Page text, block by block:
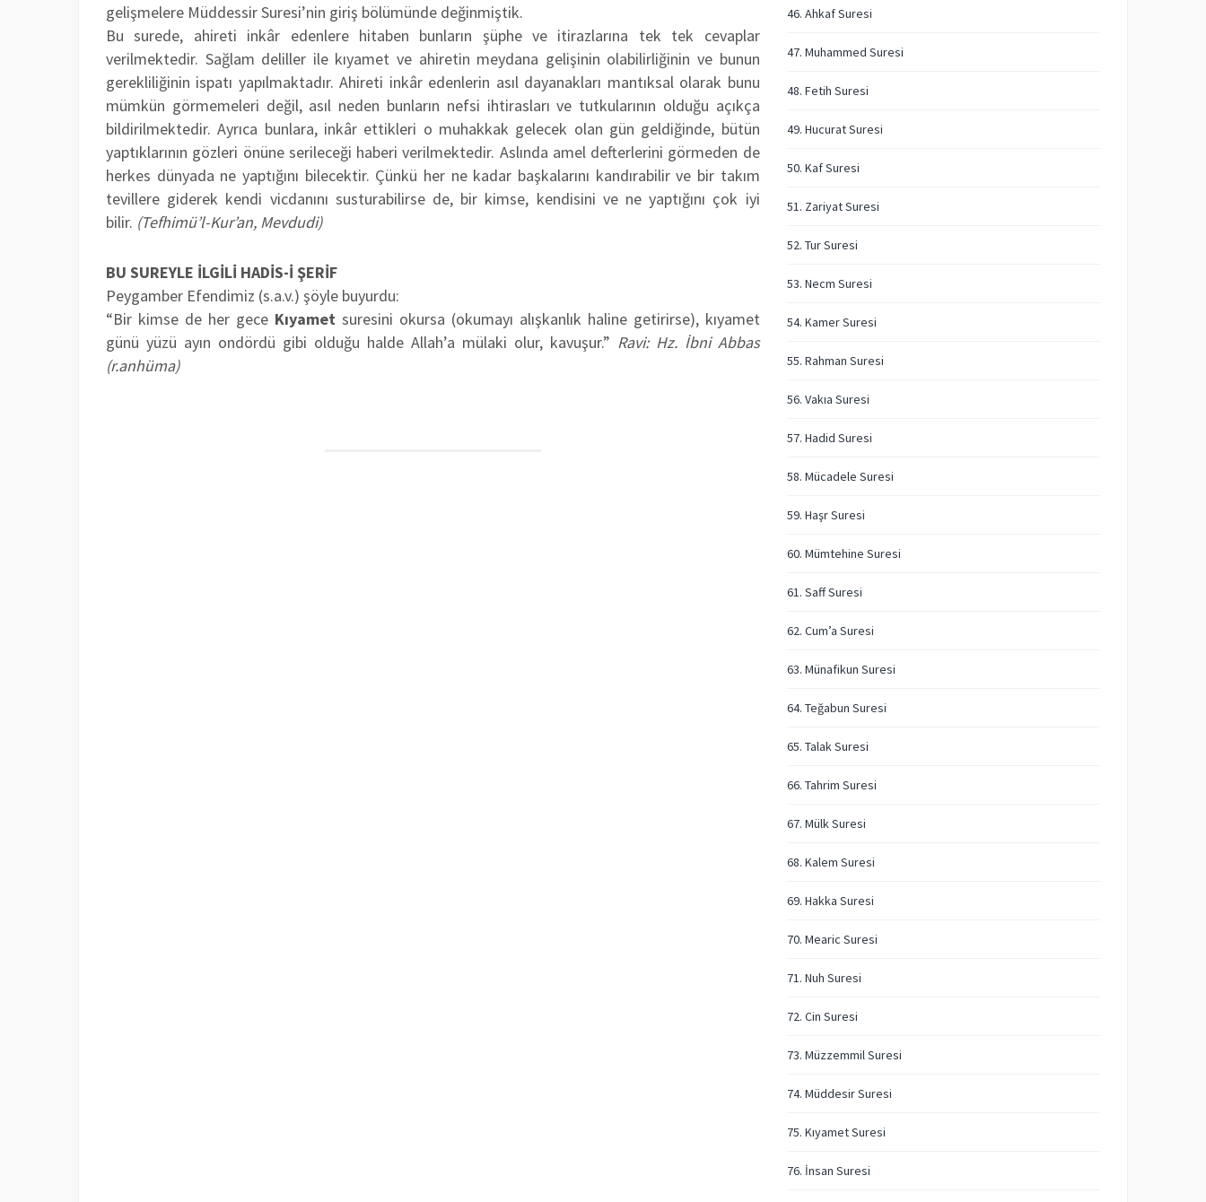
gelişmelere Müddessir Suresi’nin giriş bölümünde değinmiştik.
Bu surede, ahireti inkâr edenlere hitaben bunların şüphe ve itirazlarına tek tek cevaplar
verilmektedir. Sağlam deliller ile kıyamet ve ahiretin meydana gelişinin olabilirliğinin ve bunun
gerekliliğinin ispatı yapılmaktadır. Ahireti inkâr edenlerin asıl dayanakları mantıksal olarak bunu
mümkün görmemeleri değil, asıl neden bunların nefsi ihtirasları ve tutkularının olduğu açıkça
bildirilmektedir. Ayrıca bunlara, inkâr ettikleri o muhakkak gelecek olan gün geldiğinde, bütün
yaptıklarının gözleri önüne serileceği haberi verilmektedir. Aslında amel defterlerini görmeden de
herkes dünyada ne yaptığını bilecektir. Çünkü her ne kadar başkalarını kandırabilir ve bir takım
tevillere giderek kendi vicdanını susturabilirse de, bir kimse, kendisini ve ne yaptığını çok iyi
bilir. (Tefhimü’l-Kur’an, Mevdudi)
BU SUREYLE İLGİLİ HADİS-İ ŞERİF
Peygamber Efendimiz (s.a.v.) şöyle buyurdu:
“Bir kimse de her gece Kıyametsuresini okursa (okumayı alışkanlık haline getirirse), kıyamet
günü yüzü ayın ondördü gibi olduğu halde Allah’a mülaki olur, kavuşur.” Ravi: Hz. İbni Abbas
(r.anhüma)
46. Ahkaf Suresi
47. Muhammed Suresi
48. Fetih Suresi
49. Hucurat Suresi
50. Kaf Suresi
51. Zariyat Suresi
52. Tur Suresi
53. Necm Suresi
54. Kamer Suresi
55. Rahman Suresi
56. Vakıa Suresi
57. Hadid Suresi
58. Mücadele Suresi
59. Haşr Suresi
60. Mümtehine Suresi
61. Saff Suresi
62. Cum’a Suresi
63. Münafikun Suresi
64. Teğabun Suresi
65. Talak Suresi
66. Tahrim Suresi
67. Mülk Suresi
68. Kalem Suresi
69. Hakka Suresi
70. Mearic Suresi
71. Nuh Suresi
72. Cin Suresi
73. Müzzemmil Suresi
74. Müddesir Suresi
75. Kıyamet Suresi
76. İnsan Suresi